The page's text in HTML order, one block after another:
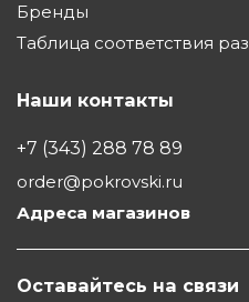
Бренды
Таблица соответствия
Наши контакты
+7 (343) 288 78 89
order@pokrovski.ru
Адреса магазинов
Оставайтесь на связи